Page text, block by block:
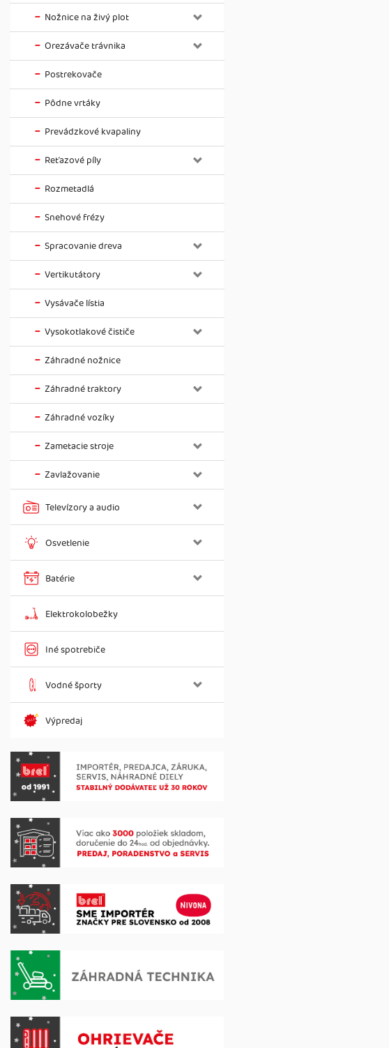
Nožnice na živý plot
Orezávače trávnika
Postrekovače
Pôdne vrtáky
Prevádzkové kvapaliny
Reťazové píly
Rozmetadlá
Snehové frézy
Spracovanie dreva
Vertikutátory
Vysávače lístia
Vysokotlakové čističe
Záhradné nožnice
Záhradné traktory
Záhradné vozíky
Zametacie stroje
Zavlažovanie
Televízory a audio
Osvetlenie
Batérie
Elektrokolobežky
Iné spotrebiče
Vodné športy
Výpredaj